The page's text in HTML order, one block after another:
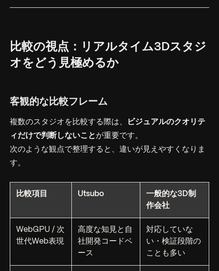
比較の視点：リアルタイム3Dスタジ
オをどう見極めるか
客観的な比較フレーム
複数のスタジオを比較する際は、
ビジュアルのクオリテ
ィだけで判断しないこと が重要です。
次のような観点で整理すると、違いが見えやすくなりま
す。
比較項目 Utsubo
一般的な3D制
作会社
WebGPU / 次
世代Web表現
高度な知見と自
社開発コードベ
ース
対応していな
い・検証段階の
ことも多い